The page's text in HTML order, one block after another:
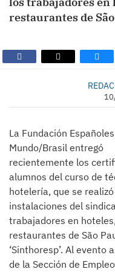
restaurantes de
La Fundación
Mundo/Brasil entregó
recientemente los
alumnos del curso de
hotelería, que se
instalaciones del
trabajadores en
restaurantes de São
‘Sinthoresp’. Al evento
de la Sección de